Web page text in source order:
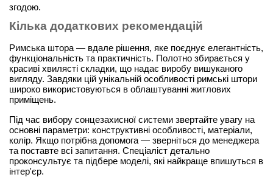
згодою.
Кілька додаткових рекомендацій
Римська штора — вдале рішення, яке поєднує елегантність,
функціональність та практичність. Полотно збирається у
красиві хвилясті складки, що надає виробу вишуканого
вигляду. Завдяки цій унікальній особливості римські штори
широко використовуються в облаштуванні житлових
приміщень.
Під час вибору сонцезахисної системи звертайте увагу на
основні параметри: конструктивні особливості, матеріали,
колір. Якщо потрібна допомога — зверніться до менеджера
та поставте всі запитання. Спеціаліст детально
проконсультує та підбере моделі, які найкраще впишуться в
інтер'єр.